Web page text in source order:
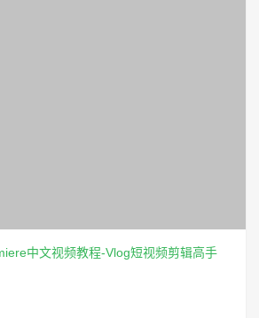
中文视频教程-Vlog短视频剪辑高手